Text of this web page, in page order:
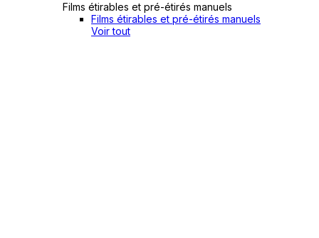
Films étirables et pré-étirés manuels
Films étirables et pré-étirés manuels
Voir tout